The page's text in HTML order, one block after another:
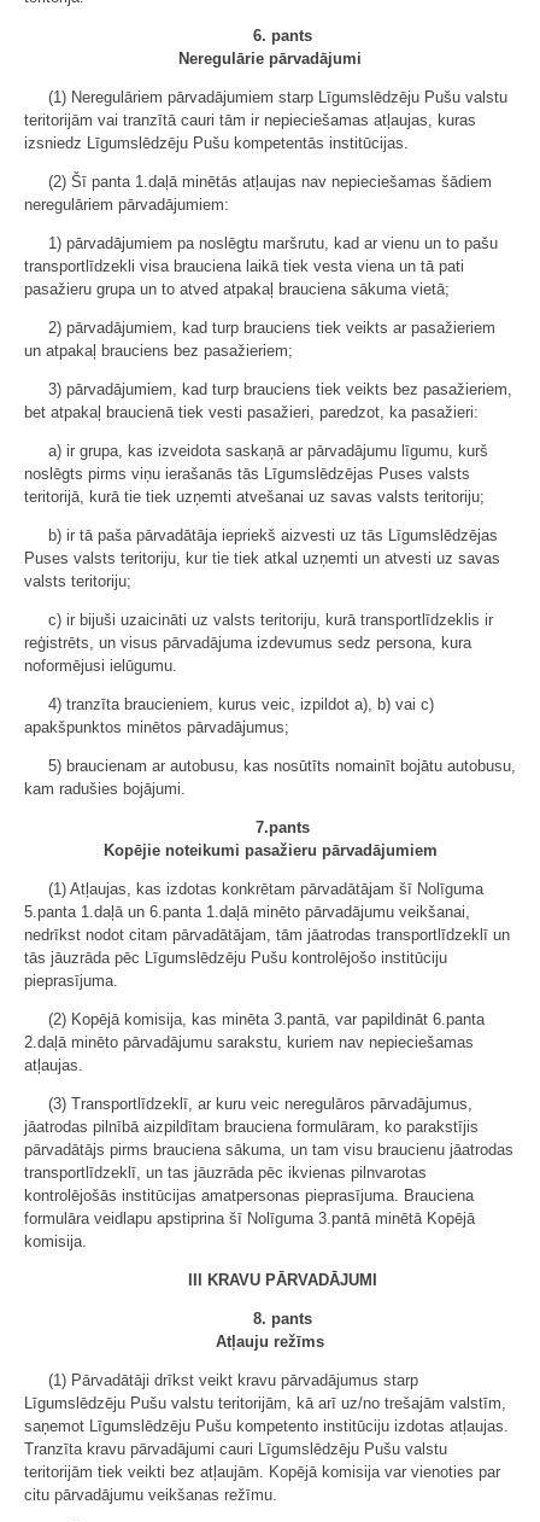
6. pants
Neregulārie pārvadājumi
(1) Neregulāriem pārvadājumiem starp Līgumslēdzēju Pušu valstu
teritorijām vai tranzītā cauri tām ir nepieciešamas atļaujas, kuras
izsniedz Līgumslēdzēju Pušu kompetentās institūcijas.
(2) Šī panta 1.daļā minētās atļaujas nav nepieciešamas šādiem
neregulāriem pārvadājumiem:
1) pārvadājumiem pa noslēgtu maršrutu, kad ar vienu un to pašu
transportlīdzekli visa brauciena laikā tiek vesta viena un tā pati
pasažieru grupa un to atved atpakaļ brauciena sākuma vietā;
2) pārvadājumiem, kad turp brauciens tiek veikts ar pasažieriem
un atpakaļ brauciens bez pasažieriem;
3) pārvadājumiem, kad turp brauciens tiek veikts bez pasažieriem,
bet atpakaļ braucienā tiek vesti pasažieri, paredzot, ka pasažieri:
a) ir grupa, kas izveidota saskaņā ar pārvadājumu līgumu, kurš
noslēgts pirms viņu ierašanās tās Līgumslēdzējas Puses valsts
teritorijā, kurā tie tiek uzņemti atvešanai uz savas valsts teritoriju;
b) ir tā paša pārvadātāja iepriekš aizvesti uz tās Līgumslēdzējas
Puses valsts teritoriju, kur tie tiek atkal uzņemti un atvesti uz savas
valsts teritoriju;
c) ir bijuši uzaicināti uz valsts teritoriju, kurā transportlīdzeklis ir
reģistrēts, un visus pārvadājuma izdevumus sedz persona, kura
noformējusi ielūgumu.
4) tranzīta braucieniem, kurus veic, izpildot a), b) vai c)
apakšpunktos minētos pārvadājumus;
5) braucienam ar autobusu, kas nosūtīts nomainīt bojātu autobusu,
kam radušies bojājumi.
7.pants
Kopējie noteikumi pasažieru pārvadājumiem
(1) Atļaujas, kas izdotas konkrētam pārvadātājam šī Nolīguma
5.panta 1.daļā un 6.panta 1.daļā minēto pārvadājumu veikšanai,
nedrīkst nodot citam pārvadātājam, tām jāatrodas transportlīdzeklī un
tās jāuzrāda pēc Līgumslēdzēju Pušu kontrolējošo institūciju
pieprasījuma.
(2) Kopējā komisija, kas minēta 3.pantā, var papildināt 6.panta
2.daļā minēto pārvadājumu sarakstu, kuriem nav nepieciešamas
atļaujas.
(3) Transportlīdzeklī, ar kuru veic neregulāros pārvadājumus,
jāatrodas pilnībā aizpildītam brauciena formulāram, ko parakstījis
pārvadātājs pirms brauciena sākuma, un tam visu braucienu jāatrodas
transportlīdzeklī, un tas jāuzrāda pēc ikvienas pilnvarotas
kontrolējošās institūcijas amatpersonas pieprasījuma. Brauciena
formulāra veidlapu apstiprina šī Nolīguma 3.pantā minētā Kopējā
komisija.
III KRAVU PĀRVADĀJUMI
8. pants
Atļauju režīms
(1) Pārvadātāji drīkst veikt kravu pārvadājumus starp
Līgumslēdzēju Pušu valstu teritorijām, kā arī uz/no trešajām valstīm,
saņemot Līgumslēdzēju Pušu kompetento institūciju izdotas atļaujas.
Tranzīta kravu pārvadājumi cauri Līgumslēdzēju Pušu valstu
teritorijām tiek veikti bez atļaujām. Kopējā komisija var vienoties par
citu pārvadājumu veikšanas režīmu.